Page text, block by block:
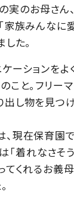
実のお母さん
家族みんなに
た。
ーションをよ
こと。フリー
し物を見つけ
現在保育園
「着れなさそ
てくれるお義